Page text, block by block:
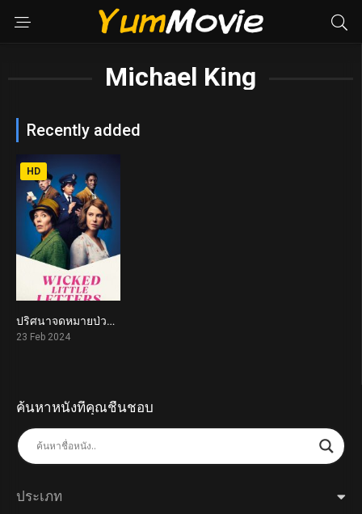
Michael King
Recently added
7
HD
ปริศนาจดหมายป่วน Wicked Little Letters (2024)
23 Feb 2024
ค้นหาหนังที่คุณชื่นชอบ
ประเภท